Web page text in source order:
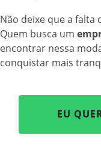
Não deixe que a falta
Quem busca um
encontrar nessa
conquistar mais
EU